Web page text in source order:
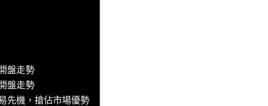
盤走勢
盤走勢
先機，搶佔市場優勢